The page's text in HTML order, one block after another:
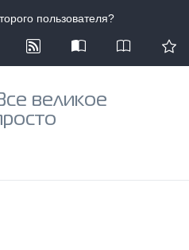
пользователя?
великое